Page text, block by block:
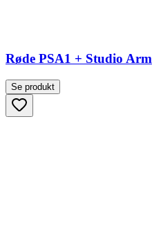
Røde PSA1 + Studio Arm
Se produkt